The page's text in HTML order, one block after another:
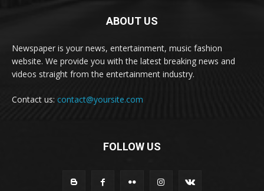
ABOUT US
Newspaper is your news, entertainment, music fashion
website. We provide you with the latest breaking news and
videos straight from the entertainment industry.
Contact us: contact@yoursite.com
FOLLOW US